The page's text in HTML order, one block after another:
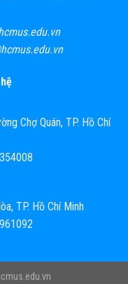
Chợ Quán, TP. Hồ Chí
TP. Hồ Chí Minh